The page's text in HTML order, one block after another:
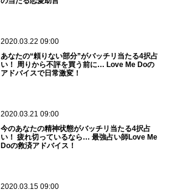
2020.03.22 09:00
あなたの“頼りない部分”がバッチリ当たる4択占
い！ 周りから不評を買う前に… Love Me Doの
アドバイスで日常激変！
2020.03.21 09:00
今のあなたの精神状態がバッチリ当たる4択占
い！ 疲れ切っているなら… 最強占い師Love Me
Doの救済アドバイス！
2020.03.15 09:00